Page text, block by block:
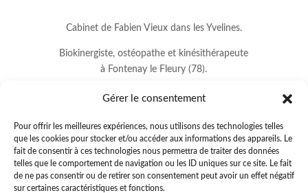
Gérer le consentement
Pour offrir les meilleures expériences, nous utilisons des technologies telles
que les cookies pour stocker et/ou accéder aux informations des appareils. Le
fait de consentir à ces technologies nous permettra de traiter des données
telles que le comportement de navigation ou les ID uniques sur ce site. Le fait
de ne pas consentir ou de retirer son consentement peut avoir un effet négatif
sur certaines caractéristiques et fonctions.
Cabinet de Fabien Vieux dans les Yvelines.
Biokinergiste, ostéopathe et kinésithérapeute
à Fontenay le Fleury (78).